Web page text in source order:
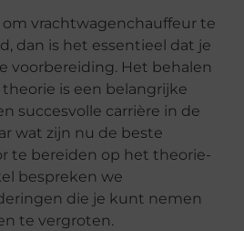
om vrachtwagenchauffeur te
dan is het essentieel dat je
voorbereiding. Het behalen
is een belangrijke
succesvolle carrière in de
wat zijn nu de beste
te bereiden op het theorie-
bespreken we
die je kunt nemen
te vergroten.